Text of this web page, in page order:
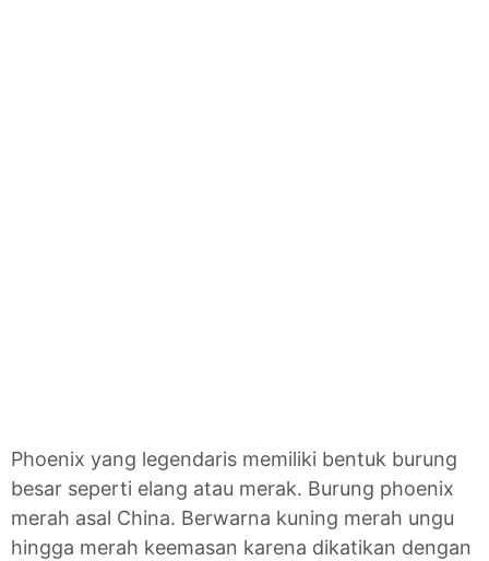
Phoenix yang legendaris memiliki bentuk burung
besar seperti elang atau merak. Burung phoenix
merah asal China. Berwarna kuning merah ungu
hingga merah keemasan karena dikatikan dengan